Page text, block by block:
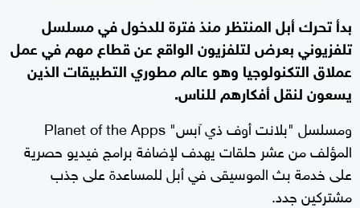
بدأ تحرك أبل المنتظر منذ فترة للدخول في مسلسل
تلفزيوني بعرض لتلفزيون الواقع عن قطاع مهم في عمل
عملاق التكنولوجيا وهو عالم مطوري التطبيقات الذين
يسعون لنقل أفكارهم للناس.
ومسلسل "بلانت أوف ذي آبس" Planet of the Apps
المؤلف من عشر حلقات يهدف لإضافة برامج فيديو حصرية
على خدمة بث الموسيقى في أبل للمساعدة على جذب
مشتركين جدد.